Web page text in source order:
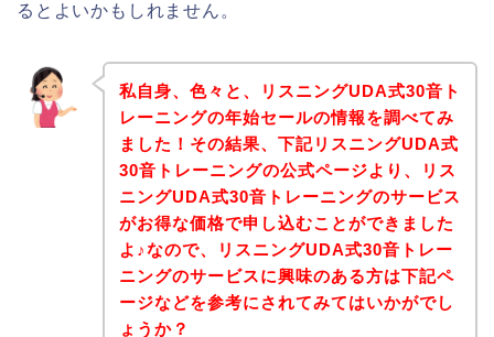
るとよいかもしれません。
私自身、色々と、リスニングUDA式30音ト
レーニングの年始セールの情報を調べてみ
ました！その結果、下記リスニングUDA式
30音トレーニングの公式ページより、リス
ニングUDA式30音トレーニングのサービス
がお得な価格で申し込むことができました
よ♪なので、リスニングUDA式30音トレー
ニングのサービスに興味のある方は下記ペ
ージなどを参考にされてみてはいかがでし
ょうか？